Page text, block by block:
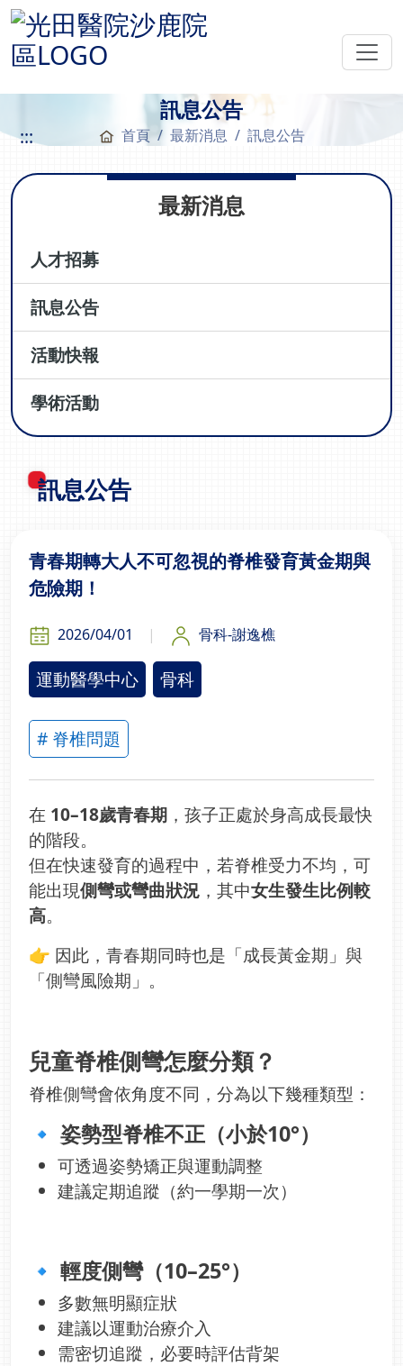
訊息公告
::: 首頁 最新消息 訊息公告
最新消息
人才招募
訊息公告
活動快報
學術活動
訊息公告
青春期轉大人不可忽視的脊椎發育黃金期與
危險期！
2026/04/01 骨科-謝逸樵
運動醫學中心 骨科
# 脊椎問題
在 10–18歲青春期 ，孩子正處於身高成長最快
的階段。
但在快速發育的過程中，若脊椎受力不均，可
能出現側彎或彎曲狀況 ，其中女生發生比例較
高。
👉 因此，青春期同時也是「成長黃金期」與
「側彎風險期」。
兒童脊椎側彎怎麼分類？
脊椎側彎會依角度不同，分為以下幾種類型：
🔹 姿勢型脊椎不正（小於10°）
可透過姿勢矯正與運動調整
建議定期追蹤（約一學期一次）
🔹 輕度側彎（10–25°）
多數無明顯症狀
建議以運動治療介入
需密切追蹤，必要時評估背架